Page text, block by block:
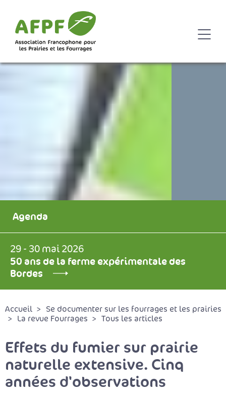
Agenda
29 - 30 mai 2026
50 ans de la ferme expérimentale des
Bordes
Accueil
Se documenter sur les fourrages et les prairies
La revue Fourrages
Tous les articles
Effets du fumier sur prairie
naturelle extensive. Cinq
années d'observations